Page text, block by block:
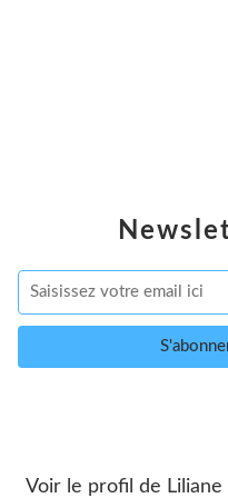
Voir le profil de Liliane